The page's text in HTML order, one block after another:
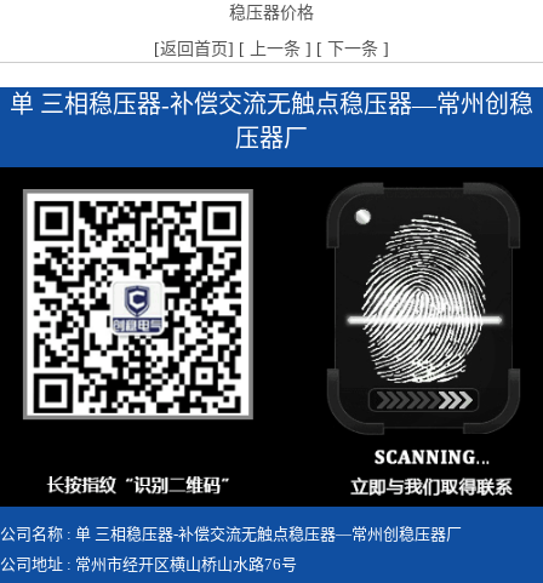
稳压器价格
[返回首页] [ 上一条 ] [ 下一条 ]
单 三相稳压器-补偿交流无触点稳压器—常州创稳
压器厂
公司名称 : 单 三相稳压器-补偿交流无触点稳压器—常州创稳压器厂
公司地址 : 常州市经开区横山桥山水路76号